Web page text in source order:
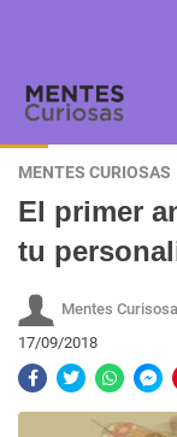
MENTES CURIOSAS
El primer
tu
Mentes
17/09/2018